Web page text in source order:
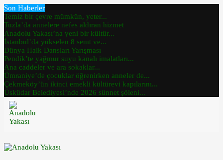
Son Haberler
Temiz bir çevre mümkün, yeter...
Tuzla’da annelere nefes aldıran hizmet
Anadolu Yakası’na yeni bir kültür...
İstanbul’da yükselen 8 semt ve...
Dünya Halk Dansları Yarışması
Pendik’te yağmur suyu kanalı imalatları...
Ana caddeler ve ara sokaklar...
Ümraniye’de çocuklar öğrenirken anneler de...
Çekmeköy’ün ikinci emekli kültürevi kapılarını...
Üsküdar Belediyesi’nde 2026 sünnet şöleni...